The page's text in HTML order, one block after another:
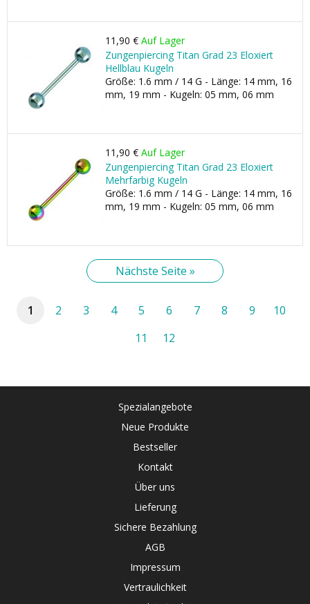
11,90 € Auf Lager
Zungenpiercing Titan Grad 23 Eloxiert
Hellblau Kugeln
Größe: 1.6 mm / 14 G - Länge: 14 mm, 16
mm, 19 mm - Kugeln: 05 mm, 06 mm
11,90 € Auf Lager
Zungenpiercing Titan Grad 23 Eloxiert
Mehrfarbig Kugeln
Größe: 1.6 mm / 14 G - Länge: 14 mm, 16
mm, 19 mm - Kugeln: 05 mm, 06 mm
Nächste Seite »
1 2 3 4 5 6 7 8 9
10
11
12
Spezialangebote
Neue Produkte
Bestseller
Kontakt
Über uns
Lieferung
Sichere Bezahlung
AGB
Impressum
Vertraulichkeit